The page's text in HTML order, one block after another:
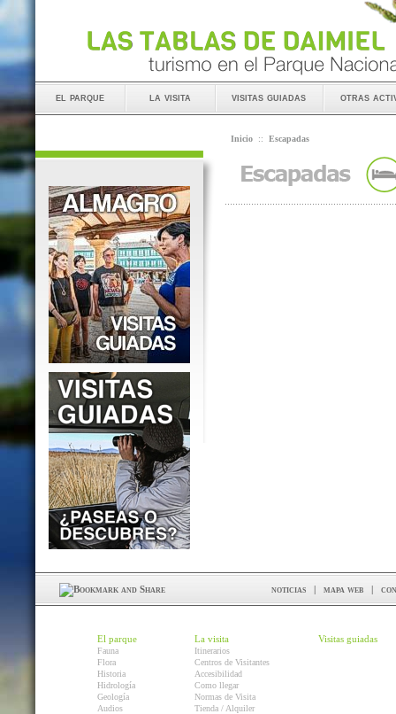
el parque la visita visitas guiadas otras
Inicio :: Escapadas
noticias | mapa web |
El parque
Fauna
Flora
Historia
Hidrología
Geología
Audios
La visita
Itinerarios
Centros de Visitantes
Accesibilidad
Como llegar
Normas de Visita
Tienda / Alquiler
Visitas guiadas